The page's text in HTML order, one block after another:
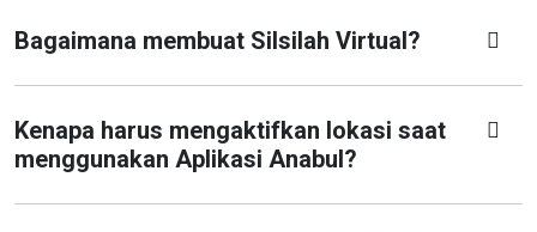
Bagaimana membuat Silsilah Virtual?
Kenapa harus mengaktifkan lokasi saat
menggunakan Aplikasi Anabul?